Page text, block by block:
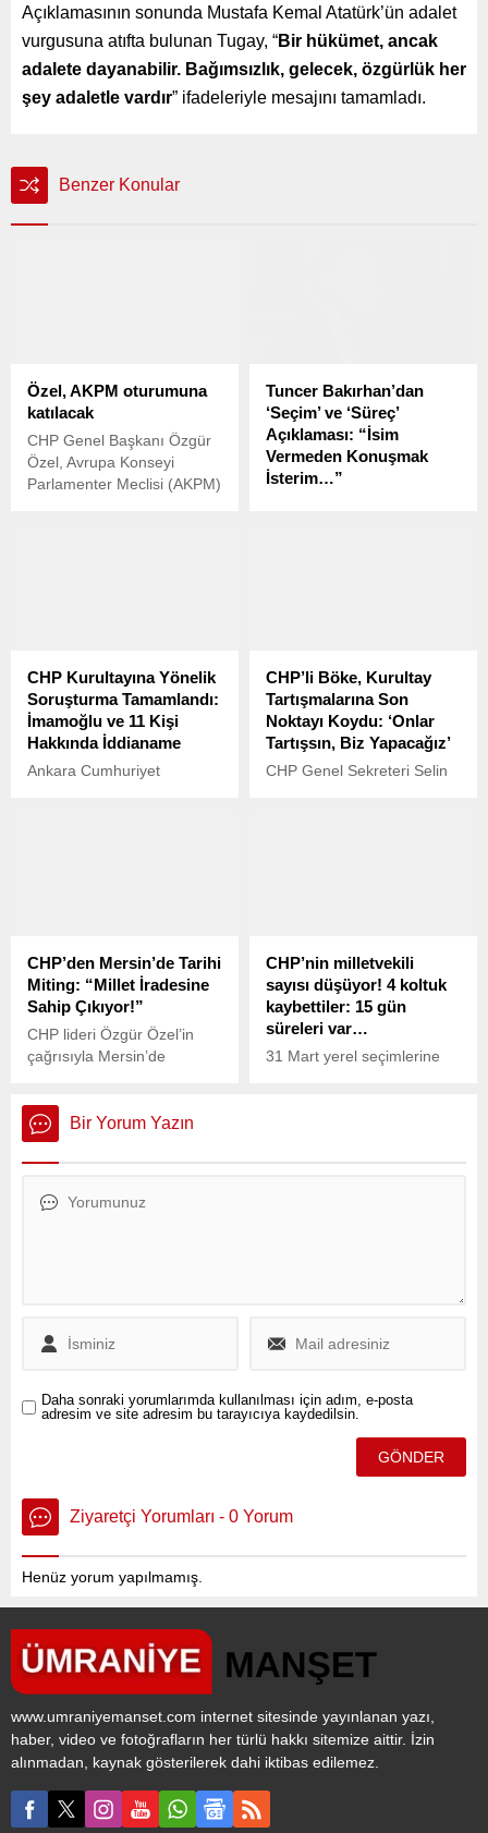
Açıklamasının sonunda Mustafa Kemal Atatürk’ün adalet
vurgusuna atıfta bulunan Tugay, “Bir hükümet, ancak
adalete dayanabilir. Bağımsızlık, gelecek, özgürlük her
şey adaletle vardır” ifadeleriyle mesajını tamamladı.
Benzer Konular
Özel, AKPM oturumuna
katılacak
CHP Genel Başkanı Özgür
Özel, Avrupa Konseyi
Parlamenter Meclisi (AKPM)
Tuncer Bakırhan’dan
‘Seçim’ ve ‘Süreç’
Açıklaması: “İsim
Vermeden Konuşmak
İsterim…”
Bahçeli’nin bu süreçle ilgili
açıklamalarına değindi.
CHP Kurultayına Yönelik
Soruşturma Tamamlandı:
İmamoğlu ve 11 Kişi
Hakkında İddianame
Ankara Cumhuriyet
CHP’li Böke, Kurultay
Tartışmalarına Son
Noktayı Koydu: ‘Onlar
Tartışsın, Biz Yapacağız’
CHP Genel Sekreteri Selin
CHP’den Mersin’de Tarihi
Miting: “Millet İradesine
Sahip Çıkıyor!”
CHP lideri Özgür Özel’in
çağrısıyla Mersin’de
yükseldiği tarihi bir ana
dönüştü. Yağmura rağmen
alanı dolduran on binler,
İmamoğlu ve Esenyurt
CHP’nin milletvekili
sayısı düşüyor! 4 koltuk
kaybettiler: 15 gün
süreleri var…
31 Mart yerel seçimlerine
istifa etmeleri gerekiyor. Bu
Bir Yorum Yazın
Daha sonraki yorumlarımda kullanılması için adım, e-posta
adresim ve site adresim bu tarayıcıya kaydedilsin.
Ziyaretçi Yorumları - 0 Yorum
Henüz yorum yapılmamış.
www.umraniyemanset.com internet sitesinde yayınlanan yazı,
haber, video ve fotoğrafların her türlü hakkı sitemize aittir. İzin
alınmadan, kaynak gösterilerek dahi iktibas edilemez.